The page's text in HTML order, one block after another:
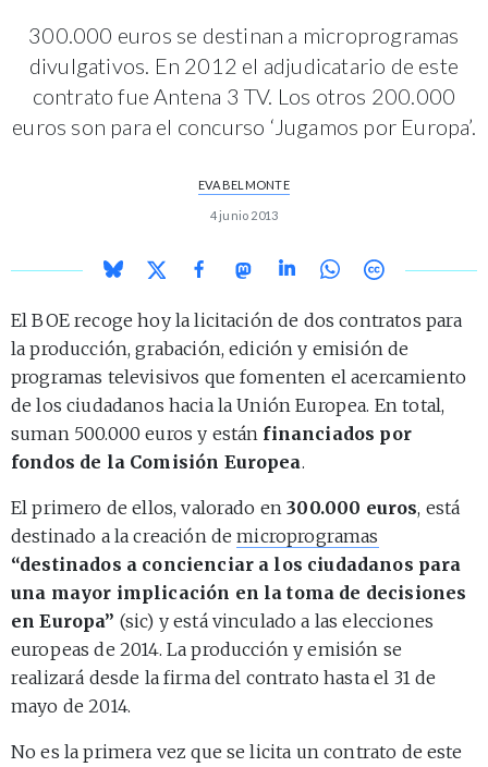
300.000 euros se destinan a microprogramas
divulgativos. En 2012 el adjudicatario de este
contrato fue Antena 3 TV. Los otros 200.000
euros son para el concurso ‘Jugamos por Europa’.
EVA BELMONTE
4 junio 2013
El BOE recoge hoy la licitación de dos contratos para
la producción, grabación, edición y emisión de
programas televisivos que fomenten el acercamiento
de los ciudadanos hacia la Unión Europea. En total,
suman 500.000 euros y están financiados por
fondos de la Comisión Europea.
El primero de ellos, valorado en300.000 euros, está
destinado a la creación demicroprogramas
“destinados a concienciar a los ciudadanos para
una mayor implicación en la toma de decisiones
en Europa” (sic) y está vinculado a las elecciones
europeas de 2014. La producción y emisión se
realizará desde la firma del contrato hasta el 31 de
mayo de 2014.
No es la primera vez que se licita un contrato de este